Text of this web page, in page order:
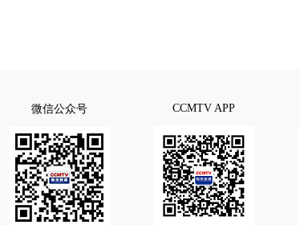
微信公众号 CCMTV APP